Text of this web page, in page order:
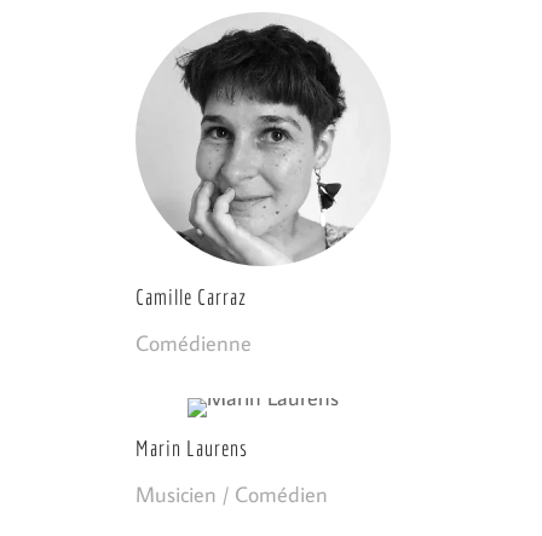
Camille Carraz
Comédienne
Marin Laurens
Musicien / Comédien